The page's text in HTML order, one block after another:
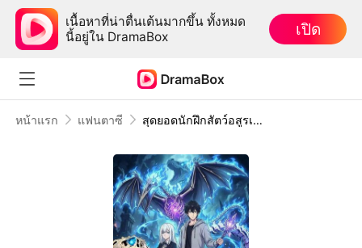
เนื้อหาที่น่าตื่นเต้นมากขึ้น ทั้งหมด
นี้อยู่ใน DramaBox
เปิด
หน้าแรก แฟนตาซี สุดยอดนักฝึกสัตว์อสูรเนโคร